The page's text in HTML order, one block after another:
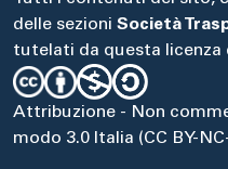
delle sezioni Società
tutelati da questa licenza
Attribuzione - Non
modo 3.0 Italia (CC BY-